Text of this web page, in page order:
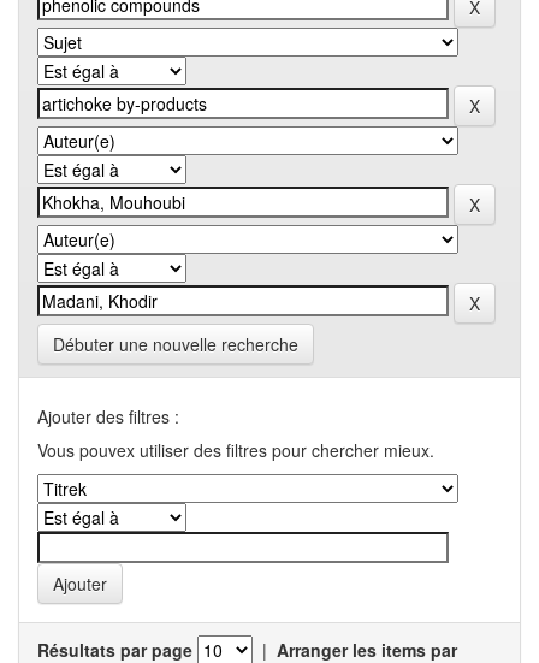
Débuter une nouvelle recherche
Ajouter des filtres :
Vous pouvex utiliser des filtres pour chercher mieux.
Résultats par page | Arranger les items par